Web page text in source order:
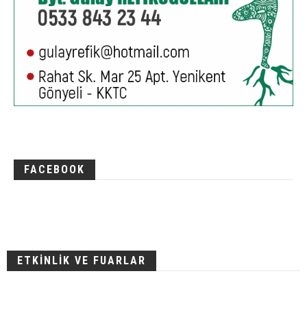
FACEBOOK
ETKİNLİK VE FUARLAR